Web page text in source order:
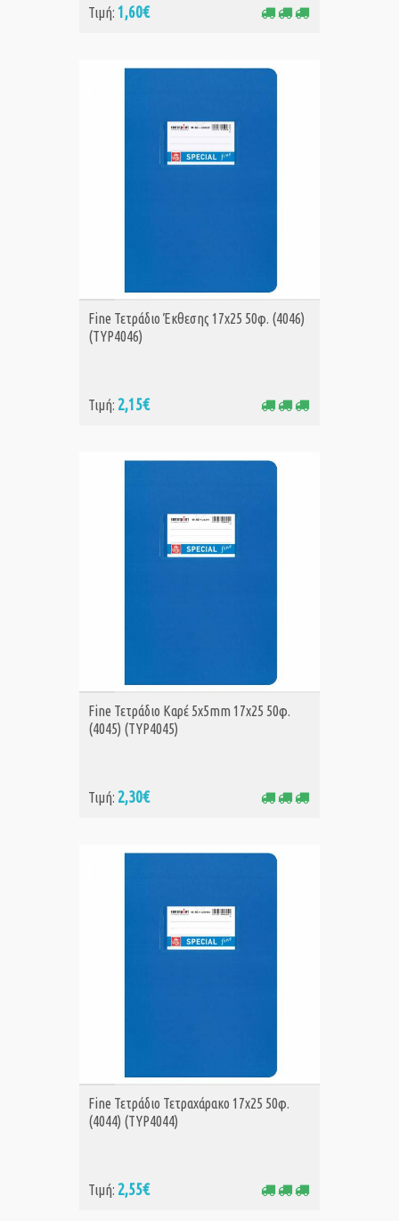
Τιμή: 1,60€
ΑΓΟΡΑ
Fine Τετράδιο Έκθεσης 17x25 50φ. (4046)
(TYP4046)
Τιμή: 2,15€
ΑΓΟΡΑ
Fine Τετράδιο Καρέ 5x5mm 17x25 50φ.
(4045) (TYP4045)
Τιμή: 2,30€
ΑΓΟΡΑ
Fine Τετράδιο Τετραχάρακο 17x25 50φ.
(4044) (TYP4044)
Τιμή: 2,55€